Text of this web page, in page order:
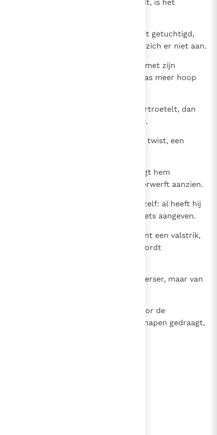
als het de rechte leer onderhoudt, is het
Met woorden wordt een slaaf niet getuchtigd,
want al verstaat hij ze, hij stoort zich er niet aan.
Ziet gij een man die te haastig is met zijn
woorden, dan is er voor een dwaas meer hoop
Als men zijn slaaf van jongs af vertroetelt, dan
wordt hij tenslotte onhandelbaar.
Een opvliegend man veroorzaakt twist, een
De hoogmoed van de mens brengt hem
vernedering, maar de nederige verwerft aanzien.
Wie deelt met een dief haat zichzelf: al heeft hij
de vervloeking gehoord, hij zal niets aangeven.
De vrees voor de mensen betekent een valstrik,
maar wie op Jahwe vertrouwt, wordt
Velen zoeken de gunst van de heerser, maar van
Een boosdoener is een gruwel voor de
rechtvaardigen; wie zich rechtschapen gedraagt,